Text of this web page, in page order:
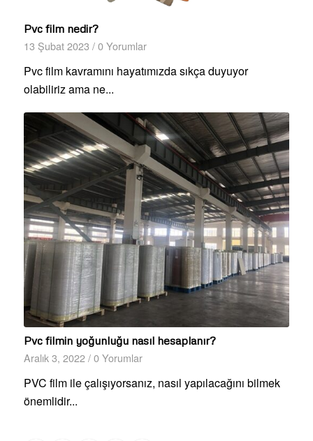
Pvc film nedir?
13 Şubat 2023 / 0 Yorumlar
Pvc film kavramını hayatımızda sıkça duyuyor
olabiliriz ama ne...
Pvc filmin yoğunluğu nasıl hesaplanır?
Aralık 3, 2022 / 0 Yorumlar
PVC film ile çalışıyorsanız, nasıl yapılacağını bilmek
önemlidir...